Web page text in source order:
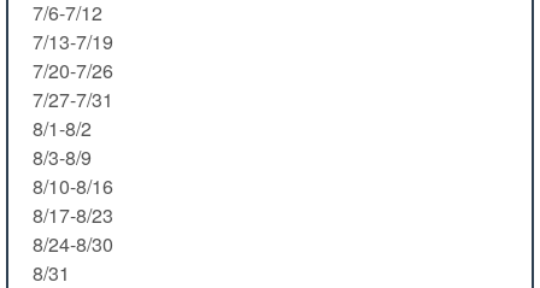
7/6-7/12
7/13-7/19
7/20-7/26
7/27-7/31
8/1-8/2
8/3-8/9
8/10-8/16
8/17-8/23
8/24-8/30
8/31